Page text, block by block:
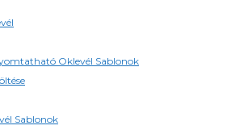
Oklevél Sablonok
Sablonok